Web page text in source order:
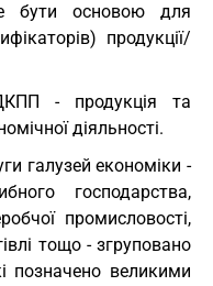
бути основою для
продукції/
- продукція та
діяльності.
галузей економіки -
господарства,
промисловості,
тощо - згруповано
позначено великими